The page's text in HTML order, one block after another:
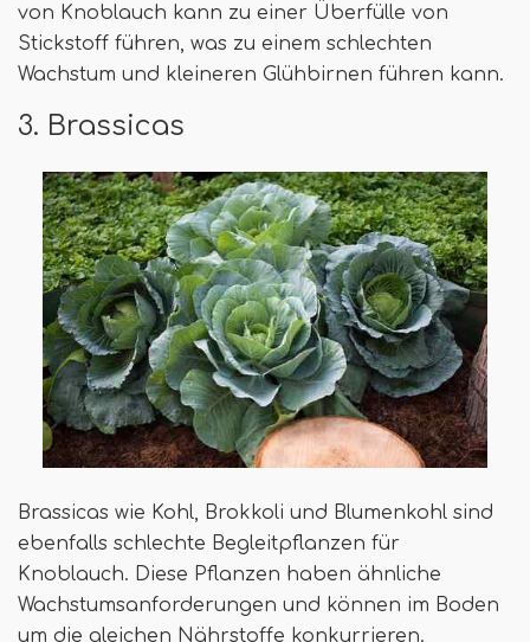
von Knoblauch kann zu einer Überfülle von
Stickstoff führen, was zu einem schlechten
Wachstum und kleineren Glühbirnen führen kann.
3. Brassicas
Brassicas wie Kohl, Brokkoli und Blumenkohl sind
ebenfalls schlechte Begleitpflanzen für
Knoblauch. Diese Pflanzen haben ähnliche
Wachstumsanforderungen und können im Boden
um die gleichen Nährstoffe konkurrieren.